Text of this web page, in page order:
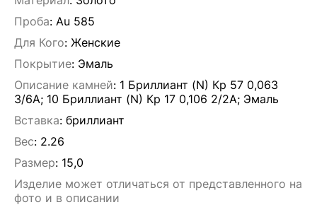
Проба: Au 585
Для Кого: Женские
Покрытие: Эмаль
Описание камней: 1 Бриллиант (N) Кр 57 0,063
3/6А; 10 Бриллиант (N) Кр 17 0,106 2/2А; Эмаль
Вставка: бриллиант
Вес: 2.26
Размер: 15,0
Изделие может отличаться от представленного на
фото и в описании